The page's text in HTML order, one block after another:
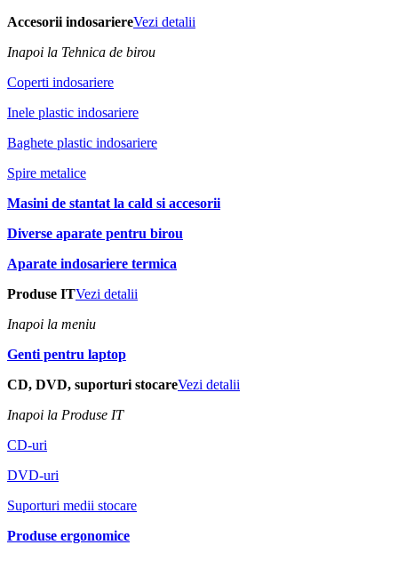
Accesorii indosariereVezi detalii
Inapoi la Tehnica de birou
Coperti indosariere
Inele plastic indosariere
Baghete plastic indosariere
Spire metalice
Masini de stantat la cald si accesorii
Diverse aparate pentru birou
Aparate indosariere termica
Produse ITVezi detalii
Inapoi la meniu
Genti pentru laptop
CD, DVD, suporturi stocareVezi detalii
Inapoi la Produse IT
CD-uri
DVD-uri
Suporturi medii stocare
Produse ergonomice